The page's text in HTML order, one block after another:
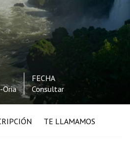
Oria
FECHA
Consultar
TE LLAMAMOS